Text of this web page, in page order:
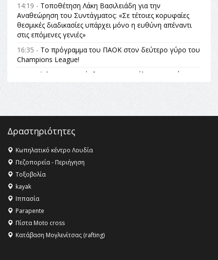
14:19 - Τοποθέτηση Λάκη Βασιλειάδη για την
Αναθεώρηση του Συντάγματος: «Σε τέτοιες κορυφαίες
θεσμικές διαδικασίες υπάρχει μόνο η ευθύνη απέναντι
στις επόμενες γενιές»
16:35 - Το πρόγραμμα του ΠΑΟΚ στον δεύτερο γύρο του
Champions League!
Όλυμπος: Εντάχθηκε στον Κατάλογο Παγκόσμιας
Κληρονομιάς της UNESCO – Ομόφωνη η απόφαση Ο
Όλυμπος αναγνωρίστηκε ως φυσικό και πολιτιστικό
αγαθό εξέχουσας οικουμενικής αξίας για την
ανθρωπότητα
16:18 -ΕΝΟΡΙΑΚΕΣ ΚΑΛΟΚΑΙΡΙΝΕΣ ΔΡΑΣΕΙΣ ΓΙΑ ΠΑΙΔΙΑ
ΣΤΗΝ ΕΔΕΣΣΑ
16:15 -Εργασίες συντήρησης οδοφωτισμού στην Ενωτική
Οδό Σίνδου από την Περιφέρεια Κεντρικής Μακεδονίας
11:36 -Λάκης Βασιλειάδης, Συνέντευξη PellaFm 103,3 για
το Μουσείο της Πέλλας, Λουτρά Πόζαρ και Χιονοδρομικό
18:09 -
όμορφο θερινό σινεμά της Ελλάδας!
Δραστηριότητες
Κωπηλατικό κέντρο Λουδία
Πεζοπορεία - Περιήγηση
Τοξοβολία
kayak
Ιππασία
Parapente
Πίστα Moto cross
Κατάβαση Μογλενίτσας (rafting)